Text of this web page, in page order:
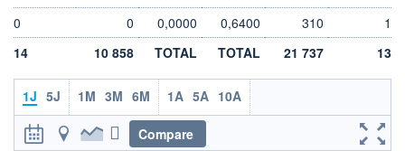
DERNIER ÉCHANGE
07.08.26 / 17:35:05
LIMITE À LA LIMITE À LA
HAUSSE
RENDEMENT
ESTIMÉ 2026
PER ESTIMÉ
2026
0
0 0,0000 0,6400 310
1
14
10 858 TOTAL TOTAL 21 737 13
1J 5J 1M 3M 6M 1A 5A 10A
Compare